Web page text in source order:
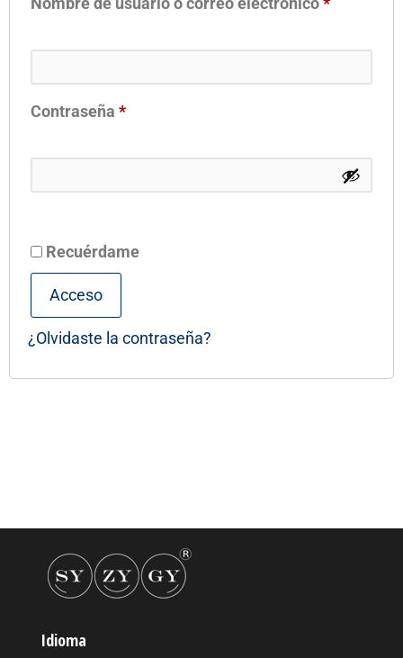
Contraseña *
Recuérdame
Acceso
¿Olvidaste la contraseña?
Idioma